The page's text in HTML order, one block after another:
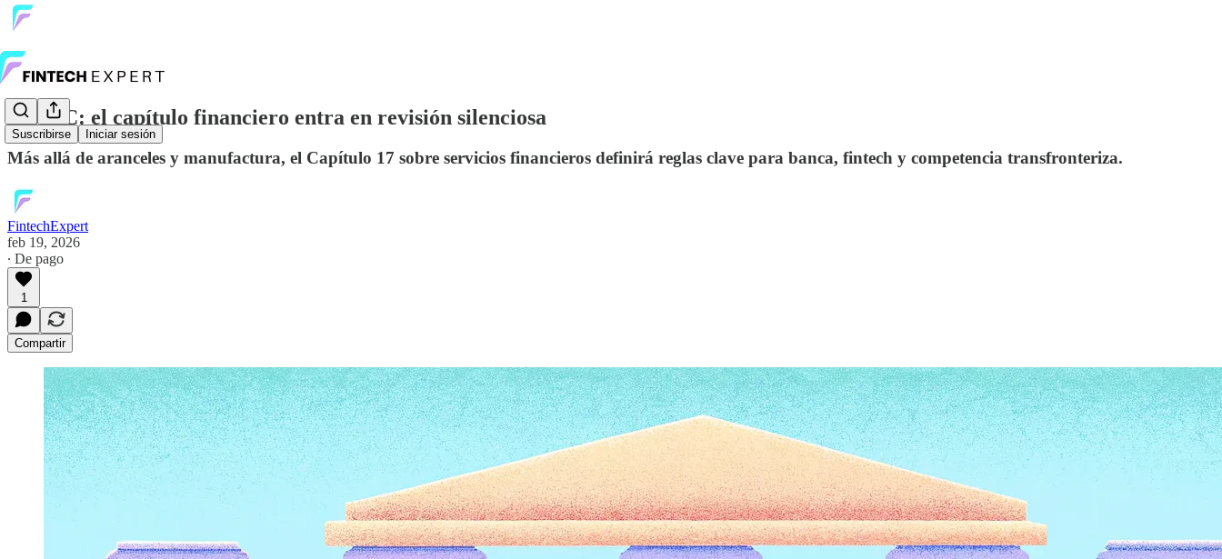
Suscribirse Iniciar sesión
T-MEC: el capítulo financiero entra en revisión silenciosa
Más allá de aranceles y manufactura, el Capítulo 17 sobre servicios financieros definirá reglas clave para banca, fintech y competencia transfronteriza.
FintechExpert
feb 19, 2026
∙ De pago
1
Compartir